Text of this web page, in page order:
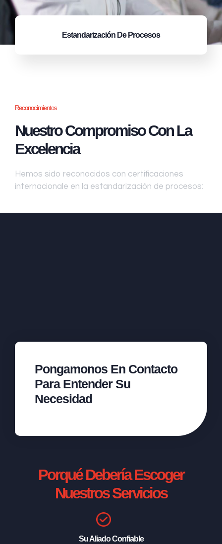
Estandarización De Procesos
Reconocimientos
Nuestro Compromiso Con La
Excelencia
Hemos sido reconocidos con certificaciones
internacionale en la estandarización de procesos:
Pongamonos En Contacto
Para Entender Su
Necesidad
Porqué Debería Escoger
Nuestros Servicios
Su Aliado Confiable